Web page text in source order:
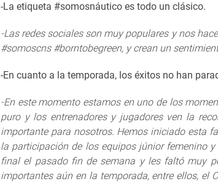
-La etiqueta #somosnáutico es todo un clásico.
-Las redes sociales son muy populares y nos
#somoscns #borntobegreen, y crean un
-En cuanto a la temporada, los éxitos no han
-En este momento estamos en uno de los
puro y los entrenadores y jugadores ven la
importante para nosotros. Hemos iniciado esta
la participación de los equipos júnior femenino
final el pasado fin de semana y les faltó muy
importantes aún en la temporada, entre ellos, el